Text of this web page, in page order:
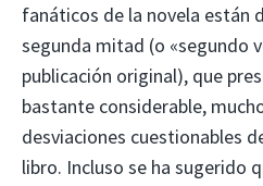
fanáticos de la novela están
segunda mitad (o «segundo
publicación original), que
bastante considerable,
desviaciones cuestionables
libro. Incluso se ha sugerido